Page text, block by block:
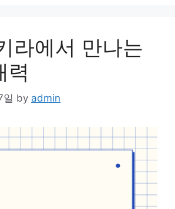
라에서 만나는
력
일 by admin